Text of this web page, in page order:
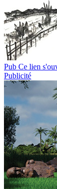
Pub Ce lien
Publicité